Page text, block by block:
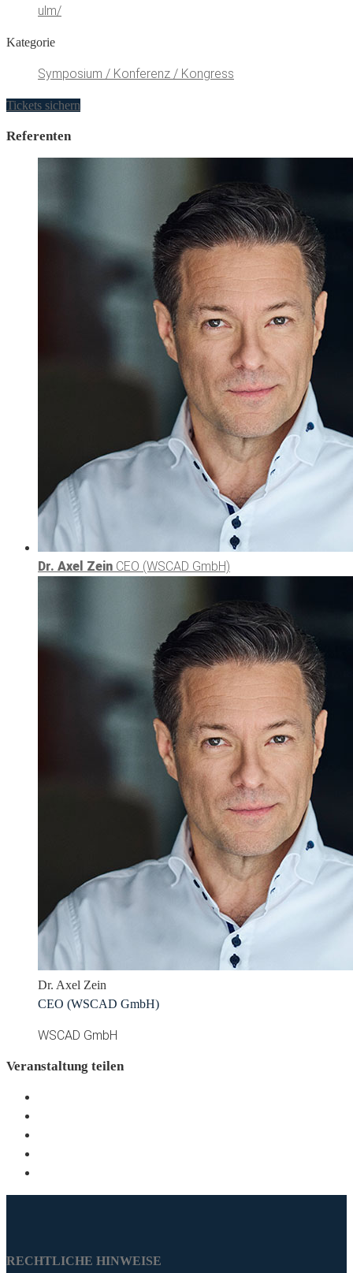
ulm/
Kategorie
Symposium / Konferenz / Kongress
Tickets sichern
Referenten
Dr. Axel Zein CEO (WSCAD GmbH)
Dr. Axel Zein
CEO (WSCAD GmbH)
WSCAD GmbH
Veranstaltung teilen
RECHTLICHE HINWEISE